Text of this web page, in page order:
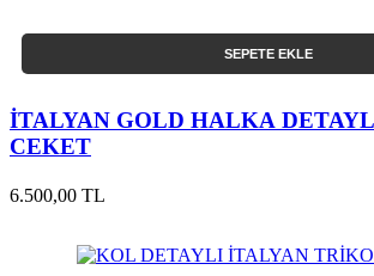
SEPETE EKLE
İTALYAN GOLD HALKA
CEKET
6.500,00 TL